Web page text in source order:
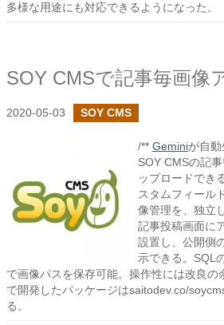
多様な用途にも対応できるようになった。
2020-05-03 SOY CMS
/** Geminiが自
SOY CMSの記
ップロードでき
スタムフィール
像管理を、独立
記事投稿画面に
設置し、公開側
示できる。SQL
で画像パスを保存可能。操作性には改良の
で開発したパッケージはsaitodev.co/
る。